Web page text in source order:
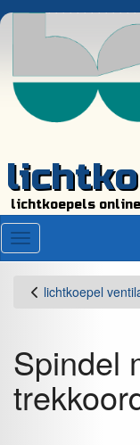
lichtkoepels
Menu
lichtkoepel
Spindel